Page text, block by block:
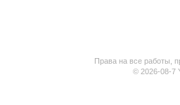
Права на все работы,
© 2026-08-7